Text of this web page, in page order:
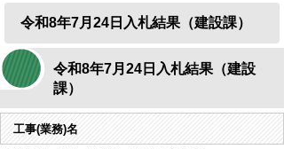
令和8年7月24日入札結果（建設課）
令和8年7月24日入札結果（建設
課）
工事(業務)名